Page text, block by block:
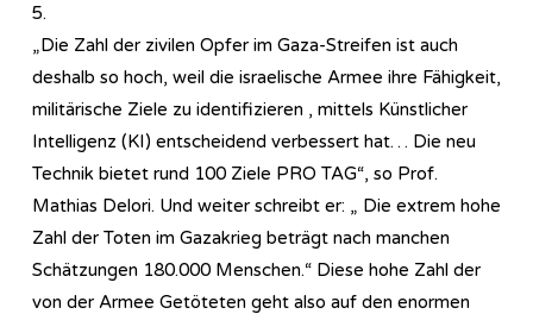
5.
„Die Zahl der zivilen Opfer im Gaza-Streifen ist auch
deshalb so hoch, weil die israelische Armee ihre Fähigkeit,
militärische Ziele zu identifizieren , mittels Künstlicher
Intelligenz (KI) entscheidend verbessert hat… Die neu
Technik bietet rund 100 Ziele PRO TAG“, so Prof.
Mathias Delori. Und weiter schreibt er: „ Die extrem hohe
Zahl der Toten im Gazakrieg beträgt nach manchen
Schätzungen 180.000 Menschen.“ Diese hohe Zahl der
von der Armee Getöteten geht also auf den enormen